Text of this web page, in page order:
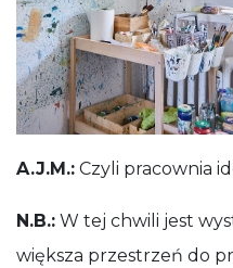
A.J.M.: Czyli pracownia
N.B.: W tej chwili jest
większa przestrzeń do